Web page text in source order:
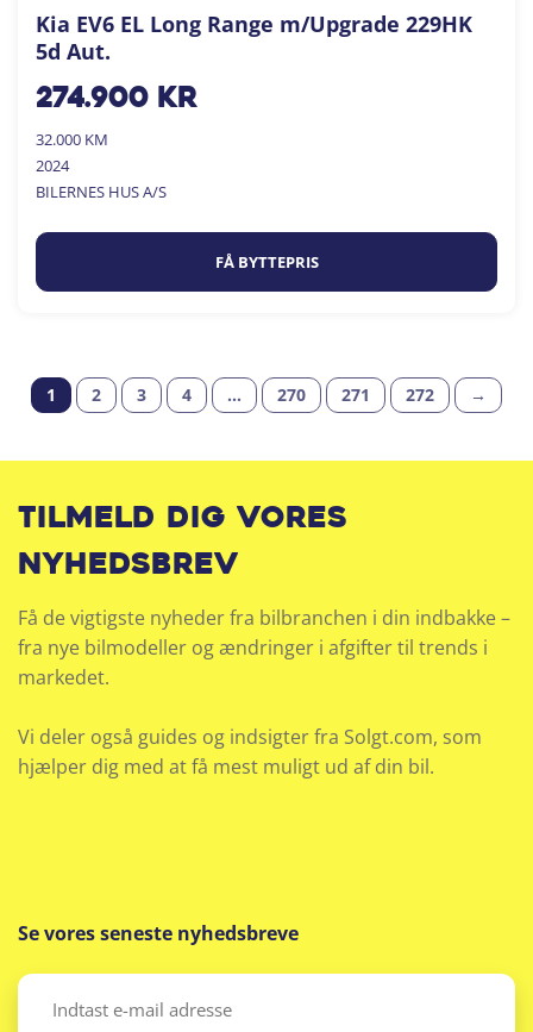
Kia EV6 EL Long Range m/Upgrade 229HK
5d Aut.
274.900kr
32.000 KM
2024
BILERNES HUS A/S
FÅ BYTTEPRIS
1 2 3 4 … 270 271 272 →
Tilmeld dig vores
nyhedsbrev
Få de vigtigste nyheder fra bilbranchen i din indbakke –
fra nye bilmodeller og ændringer i afgifter til trends i
markedet.
Vi deler også guides og indsigter fra Solgt.com, som
hjælper dig med at få mest muligt ud af din bil.
Se vores seneste nyhedsbreve
Email